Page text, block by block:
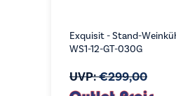
Exquisit - Stand-
WS1-12-GT-030G
UVP:€299,00